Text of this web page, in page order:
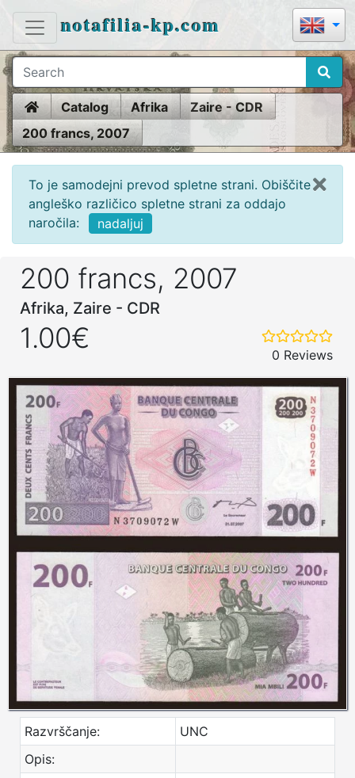
notafilia-kp.com
HomeCatalog Afrika
Zaire - CDR
200 francs, 2007
To je samodejni prevod spletne strani. Obiščite
angleško različico spletne strani za oddajo
naročila:
nadaljuj
200 francs, 2007
Afrika, Zaire - CDR
1.00€
0 Reviews
Razvrščanje:
UNC
Opis: